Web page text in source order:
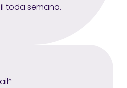
toda semana.